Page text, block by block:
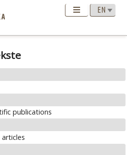
publications
articles